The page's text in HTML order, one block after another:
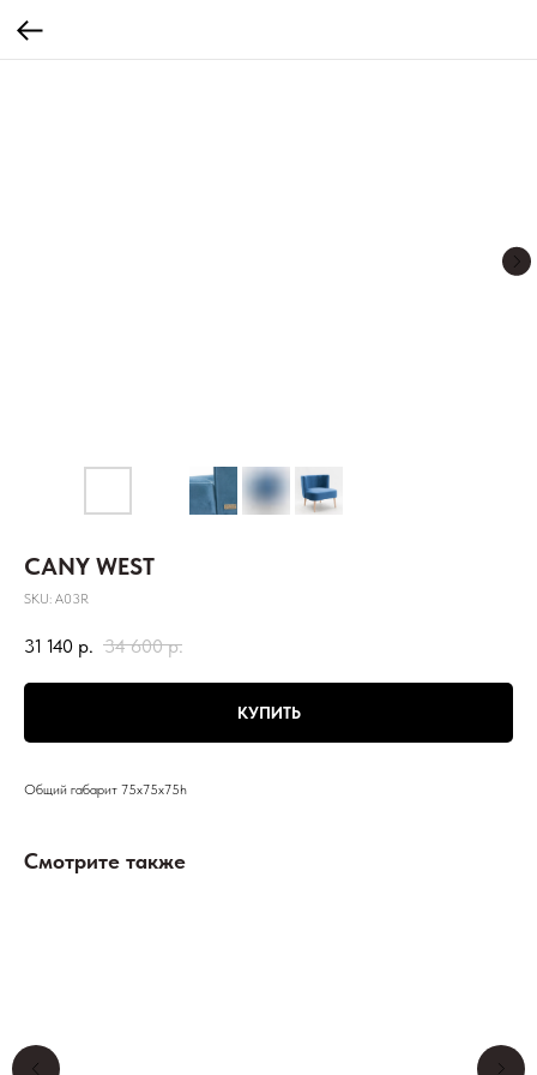
CANY WEST
SKU: A03R
31 140 р. 34 600 р.
КУПИТЬ
Общий габарит 75х75х75h
Смотрите также